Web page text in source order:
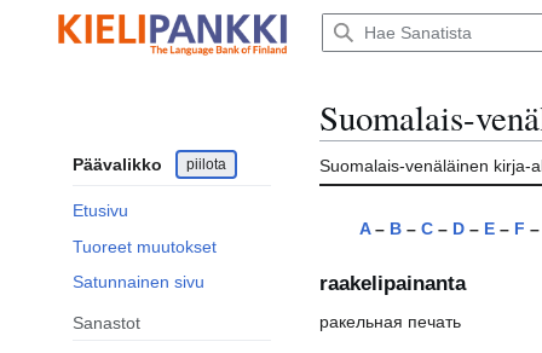
sisältöön
Päävalikko piilota
Etusivu
Tuoreet muutokset
Satunnainen sivu
Sanastot
Suomalais-
Suomalais-venäläinen kirja-
A– B – C – D – E – F –
raakelipainanta
ракельная печать